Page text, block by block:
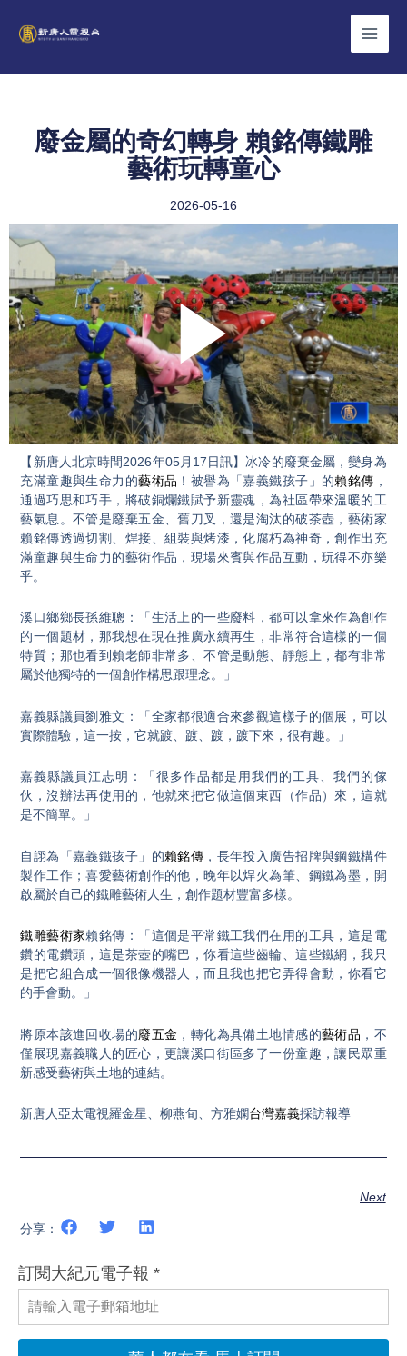
廢金屬的奇幻轉身 賴銘傳鐵雕
藝術玩轉童心
2026-05-16
Play
Video
【新唐人北京時間2026年05月17日訊】冰冷的廢棄金屬，變身為
充滿童趣與生命力的藝術品 ！被譽為「嘉義鐵孩子」的賴銘傳 ，
通過巧思和巧手，將破銅爛鐵賦予新靈魂，為社區帶來溫暖的工
藝氣息。不管是廢棄五金、舊刀叉，還是淘汰的破茶壺，藝術家
賴銘傳透過切割、焊接、組裝與烤漆，化腐朽為神奇，創作出充
滿童趣與生命力的藝術作品，現場來賓與作品互動，玩得不亦樂
乎。
溪口鄉鄉長孫維聰：「生活上的一些廢料，都可以拿來作為創作
的一個題材，那我想在現在推廣永續再生，非常符合這樣的一個
特質；那也看到賴老師非常多、不管是動態、靜態上，都有非常
屬於他獨特的一個創作構思跟理念。」
嘉義縣議員劉雅文：「全家都很適合來參觀這樣子的個展，可以
實際體驗，這一按，它就踱、踱、踱，踱下來，很有趣。」
嘉義縣議員江志明：「很多作品都是用我們的工具、我們的傢
伙，沒辦法再使用的，他就來把它做這個東西（作品）來，這就
是不簡單。」
自詡為「嘉義鐵孩子」的賴銘傳 ，長年投入廣告招牌與鋼鐵構件
製作工作；喜愛藝術創作的他，晚年以焊火為筆、鋼鐵為墨，開
啟屬於自己的鐵雕藝術人生，創作題材豐富多樣。
鐵雕藝術家賴銘傳：「這個是平常鐵工我們在用的工具，這是電
鑽的電鑽頭，這是茶壺的嘴巴，你看這些齒輪、這些鐵網，我只
是把它組合成一個很像機器人，而且我也把它弄得會動，你看它
的手會動。」
將原本該進回收場的廢五金 ，轉化為具備土地情感的藝術品 ，不
僅展現嘉義職人的匠心，更讓溪口街區多了一份童趣，讓民眾重
新感受藝術與土地的連結。
新唐人亞太電視羅金星、柳燕旬、方雅嫻台灣嘉義採訪報導
Next
分享：